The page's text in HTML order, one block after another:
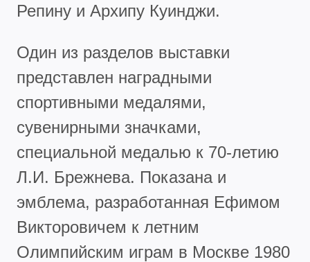
Репину и Архипу Куинджи.
Один из разделов выставки
представлен наградными
спортивными медалями,
сувенирными значками,
специальной медалью к 70-летию
Л.И. Брежнева. Показана и
эмблема, разработанная Ефимом
Викторовичем к летним
Олимпийским играм в Москве 1980